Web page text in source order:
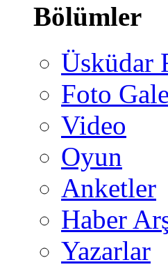
Bölümler
Üsküdar
Foto
Video
Oyun
Anketler
Haber
Yazarlar